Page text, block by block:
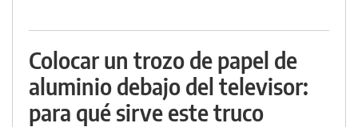
Colocar un trozo de papel de
aluminio debajo del televisor:
para qué sirve este truco